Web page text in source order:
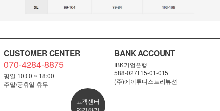
CUSTOMER CENTER
070-4284-8875
평일 10:00 ~ 18:00
주말/공휴일 휴무
고객센터
연결하기
BANK ACCOUNT
IBK기업은행
588-027115-01-015
(주)에이투디스트리뷰션